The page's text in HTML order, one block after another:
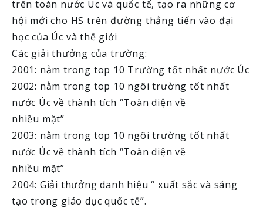
trên toàn nước Úc và quốc tế, tạo ra những cơ
hội mới cho HS trên đường thẳng tiến vào đại
học của Úc và thế giới
Các giải thưởng của trường:
2001: nằm trong top 10 Trường tốt nhất nước Úc
2002: nằm trong top 10 ngôi trường tốt nhất
nước Úc về thành tích “Toàn diện về
nhiều mặt”
2003: nằm trong top 10 ngôi trường tốt nhất
nước Úc về thành tích “Toàn diện về
nhiều mặt”
2004: Giải thưởng danh hiệu “ xuất sắc và sáng
tạo trong giáo dục quốc tế”.